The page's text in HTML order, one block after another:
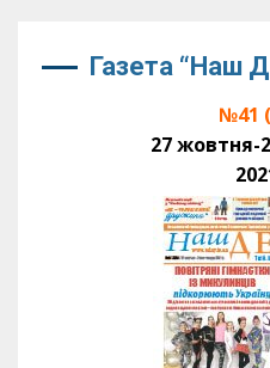
Газета “Наш
№41
27 жовтня-